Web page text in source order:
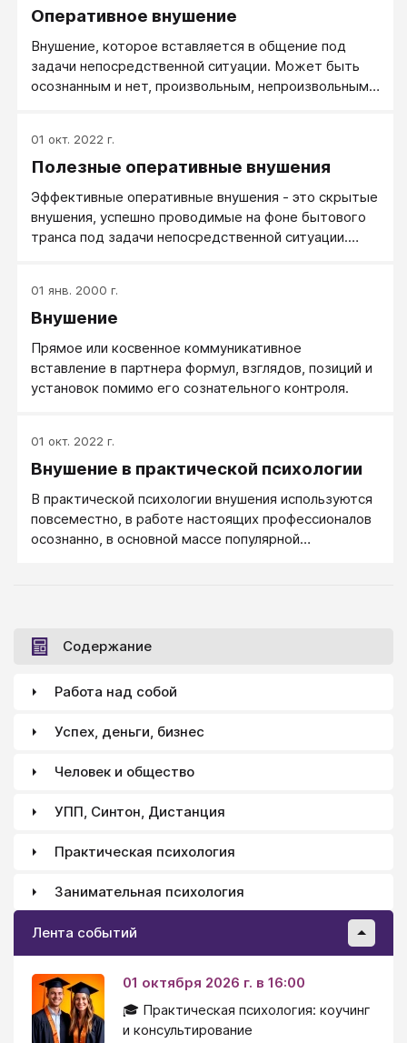
Оперативное внушение
Внушение, которое вставляется в общение под
задачи непосредственной ситуации. Может быть
осознанным и нет, произвольным, непроизвольным и
01 окт. 2022 г.
Полезные оперативные внушения
Эффективные оперативные внушения - это скрытые
внушения, успешно проводимые на фоне бытового
транса под задачи непосредственной ситуации.
01 янв. 2000 г.
Внушение
Прямое или косвенное коммуникативное
вставление в партнера формул, взглядов, позиций и
установок помимо его сознательного контроля.
01 окт. 2022 г.
Внушение в практической психологии
В практической психологии внушения используются
повсеместно, в работе настоящих профессионалов
осознанно, в основной массе популярной
Содержание
Работа над собой
Успех, деньги, бизнес
Человек и общество
УПП, Синтон, Дистанция
Практическая психология
Занимательная психология
Лента событий
01 октября 2026 г. в 16:00
🎓 Практическая психология: коучинг
и консультирование